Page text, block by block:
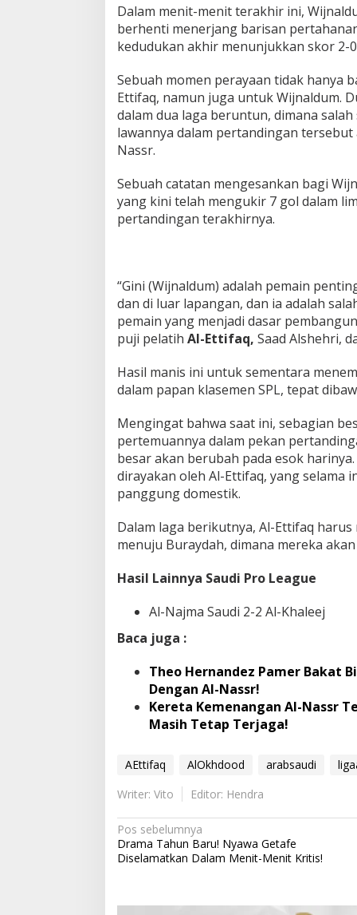
Dalam menit-menit terakhir ini,
berhenti menerjang barisan
kedudukan akhir menunjukkan skor 2-
Sebuah momen perayaan tidak hanya
Ettifaq, namun juga untuk Wijnaldum.
dalam dua laga beruntun, dimana salah
lawannya dalam pertandingan tersebut
Nassr.
Sebuah catatan mengesankan bagi
yang kini telah mengukir 7 gol dalam
pertandingan terakhirnya.
“Gini (Wijnaldum) adalah pemain
dan di luar lapangan, dan ia adalah
pemain yang menjadi dasar
puji pelatih Al-Ettifaq, Saad Alshehri,
Hasil manis ini untuk sementara
dalam papan klasemen SPL, tepat
Mengingat bahwa saat ini, sebagian
pertemuannya dalam pekan
besar akan berubah pada esok
dirayakan oleh Al-Ettifaq, yang selama
panggung domestik.
Dalam laga berikutnya, Al-Ettifaq
menuju Buraydah, dimana mereka
Hasil Lainnya Saudi Pro League
Al-Najma Saudi 2-2 Al-Khaleej
Baca juga :
Theo Hernandez Pamer Bakat
Dengan Al-Nassr!
Kereta Kemenangan Al-Nassr
Masih Tetap Terjaga!
AEttifaq AlOkhdood arabsaudi
Writer: Vito
Editor: Hendra
N
a
i
Pos sebelumnya
Drama Tahun Baru! Nyawa Getafe
Diselamatkan Dalam Menit-Menit Kritis!